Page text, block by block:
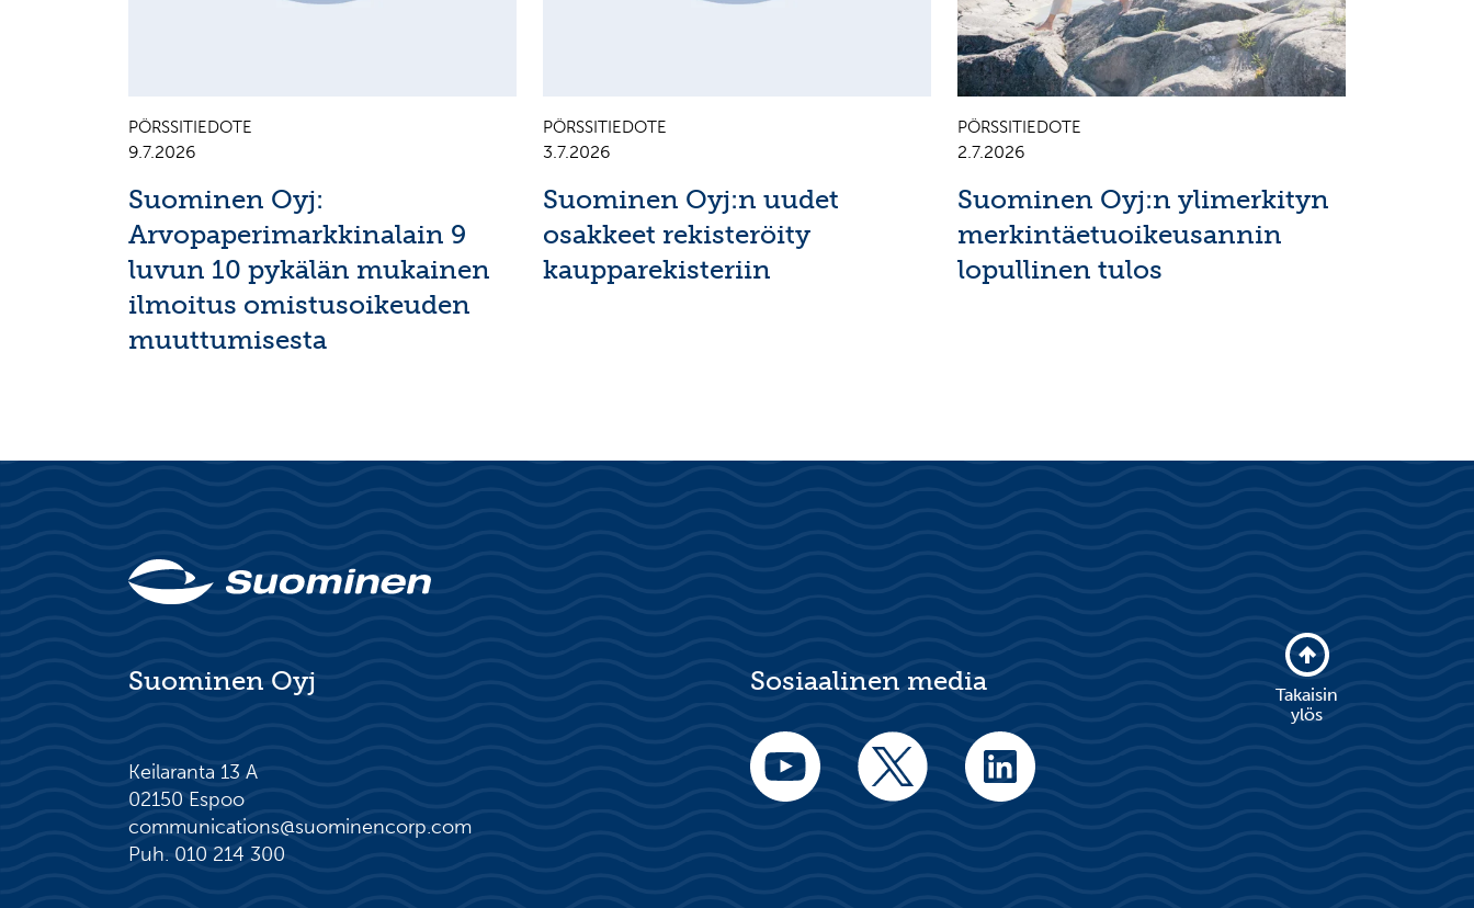
PÖRSSITIEDOTE
9.7.2026
Suominen Oyj:
Arvopaperimarkkinalain 9
luvun 10 pykälän mukainen
ilmoitus omistusoikeuden
muuttumisesta
PÖRSSITIEDOTE
3.7.2026
Suominen Oyj:n uudet
osakkeet rekisteröity
kaupparekisteriin
PÖRSSITIEDOTE
2.7.2026
Suominen Oyj:n ylimerkityn
merkintäetuoikeusannin
lopullinen tulos
Suominen Oyj
Keilaranta 13 A
02150 Espoo
communications@suominencorp.com
Puh. 010 214 300
Sosiaalinen media
Takaisin
ylös